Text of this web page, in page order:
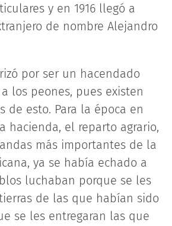
y en 1916 llegó a
de nombre Alejandro
por ser un hacendado
los peones, pues existen
de esto. Para la época en
hacienda, el reparto agrario,
más importantes de la
ya se había echado a
luchaban porque se les
de las que habían sido
se les entregaran las que